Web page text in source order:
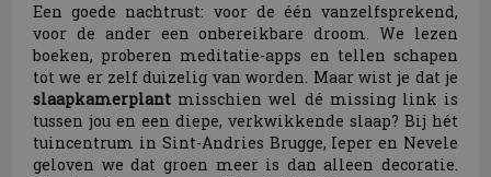
Een goede nachtrust: voor de één vanzelfsprekend,
voor de ander een onbereikbare droom. We lezen
boeken, proberen meditatie-apps en tellen schapen
tot we er zelf duizelig van worden. Maar wist je dat je
slaapkamerplant misschien wel dé missing link is
tussen jou en een diepe, verkwikkende slaap? Bij hét
tuincentrum in Sint-Andries Brugge, Ieper en Nevele
geloven we dat groen meer is dan alleen decoratie.